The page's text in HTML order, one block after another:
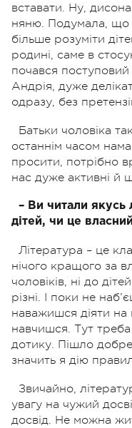
вставати. Ну,
няню. Подумала, що
більше розуміти
родині, саме в
почався
Андрія, дуже
одразу, без
Батьки чоловіка
останнім часом
просити, потрібно
нас дуже активні й
– Ви читали якусь
дітей, чи це
Література – це
нічого кращого за
чоловіків, ні до
різні. І поки не
наважишся діяти на
навчишся. Тут треба
дотику. Пішло
значить я дію
Звичайно,
увагу на чужий
досвід. Не можна